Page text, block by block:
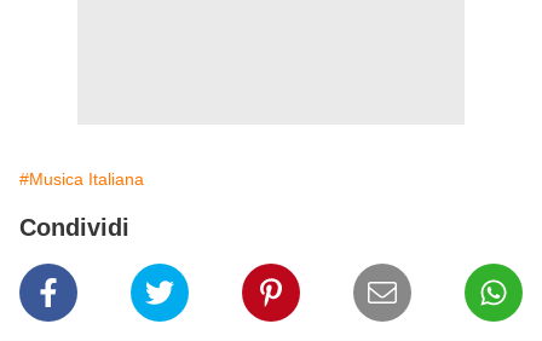
#Musica Italiana
Condividi